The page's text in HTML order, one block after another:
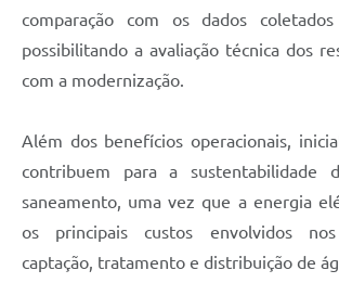
comparação com os dados coletados
possibilitando a avaliação técnica dos
com a modernização.
Além dos benefícios operacionais,
contribuem para a sustentabilidade
saneamento, uma vez que a energia
os principais custos envolvidos
captação, tratamento e distribuição de